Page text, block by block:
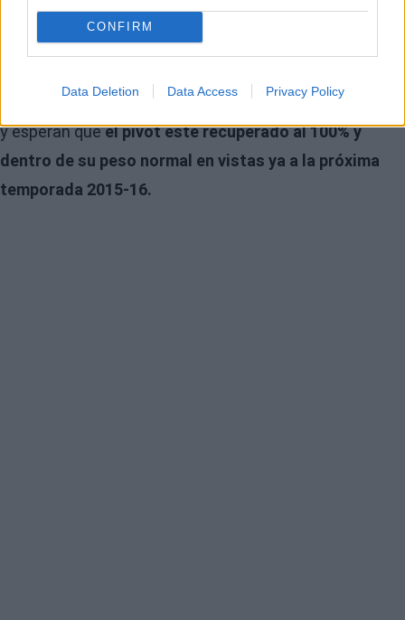
CONFIRM
Data Deletion Data Access Privacy Policy
interesantes, enPhiladelphiano quieren que la
pasividad deEmbiidpueda echar por tierra la carrera de
futuro de la liga. Aún así, en la franquicia son pacientes
y esperan queel pívot esté recuperado al 100% y
dentro de su peso normal en vistas ya a la próxima
temporada 2015-16.